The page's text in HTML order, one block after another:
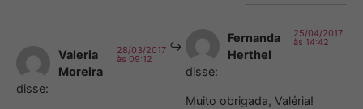
Valeria
Moreira
disse:
28/03/2017
às 09:12
Fernanda
Herthel
disse:
25/04/2017
às 14:42
Muito obrigada, Valéria!